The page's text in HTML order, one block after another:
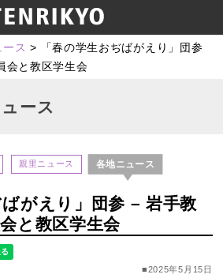
ース >
「春の学生おぢばがえり」団参
会と教区学生会
ース
親里ニュース 各地ニュース
ばがえり」団参 – 岩手教
と教区学生会
■2025年5月15日